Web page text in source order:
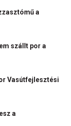
a
szállt por a
Vasútfejlesztési
a